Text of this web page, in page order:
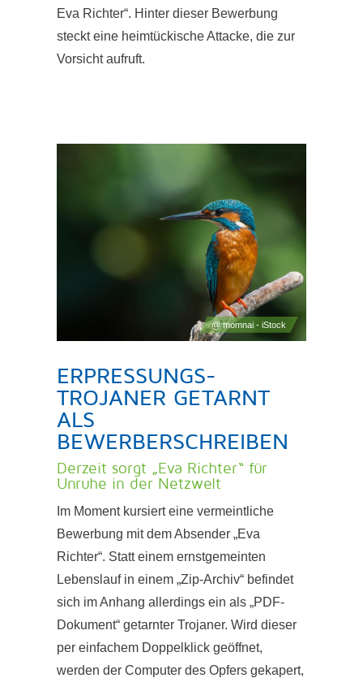
Eva Richter“. Hinter dieser Bewerbung
steckt eine heimtückische Attacke, die zur
Vorsicht aufruft.
ERPRESSUNGS-
TROJANER GETARNT
ALS
BEWERBERSCHREIBEN
Derzeit sorgt „Eva Richter“ für
Unruhe in der Netzwelt
Im Moment kursiert eine vermeintliche
Bewerbung mit dem Absender „Eva
Richter“. Statt einem ernstgemeinten
Lebenslauf in einem „Zip-Archiv“ befindet
sich im Anhang allerdings ein als „PDF-
Dokument“ getarnter Trojaner. Wird dieser
per einfachem Doppelklick geöffnet,
werden der Computer des Opfers gekapert,